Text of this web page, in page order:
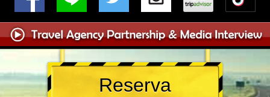
Reserva